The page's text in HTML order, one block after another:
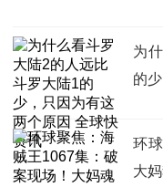
为
的
环
大